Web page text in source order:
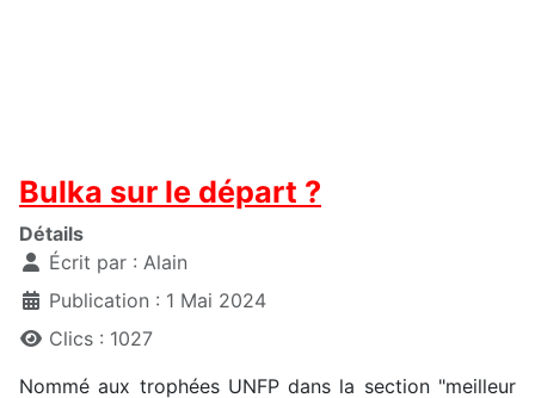
Bulka sur le départ ?
Détails
Écrit par : Alain
Publication : 1 Mai 2024
Clics : 1027
Nommé aux trophées UNFP dans la section "meilleur